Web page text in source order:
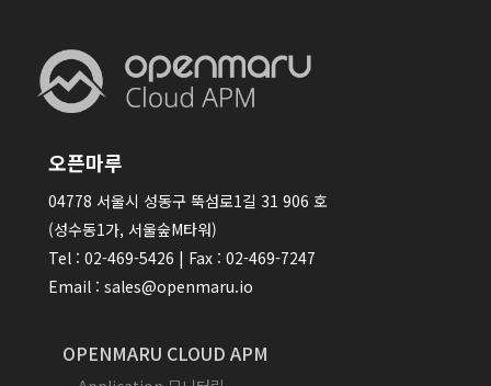
오픈마루
04778 서울시 성동구 뚝섬로1길 31 906 호
(성수동1가, 서울숲M타워)
Tel : 02-469-5426 | Fax : 02-469-7247
Email : sales@openmaru.io
OPENMARU CLOUD APM